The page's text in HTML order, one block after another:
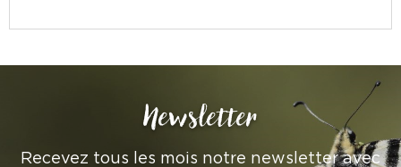
Newsletter
Recevez tous les mois notre newsletter avec